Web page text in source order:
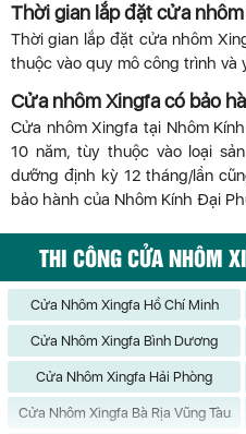
Thời gian lắp đặt cửa
Thời gian lắp đặt cửa nhôm
thuộc vào quy mô công trình
Cửa nhôm Xingfa có bảo
Cửa nhôm Xingfa tại Nhôm
10 năm, tùy thuộc vào loại
dưỡng định kỳ 12 tháng/lần
bảo hành của Nhôm Kính Đại
THI CÔNG CỬA NHÔM
Cửa Nhôm Xingfa Hồ Chí Minh
Cửa Nhôm Xingfa Bình Dương
Cửa Nhôm Xingfa Hải Phòng
Cửa Nhôm Xingfa Bà Rịa Vũng Tàu